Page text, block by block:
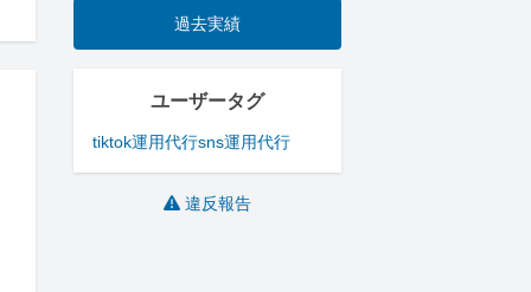
過去実績
ユーザータグ
tiktok運用代行sns運用代行
違反報告